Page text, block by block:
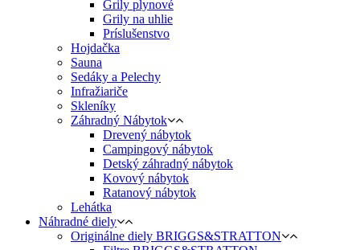
Grily plynové
Grily na uhlie
Príslušenstvo
Hojdačka
Sauna
Sedáky a Pelechy
Infražiariče
Skleníky
Záhradný Nábytok
Drevený nábytok
Campingový nábytok
Detský záhradný nábytok
Kovový nábytok
Ratanový nábytok
Lehátka
Náhradné diely
Originálne diely BRIGGS&STRATTON